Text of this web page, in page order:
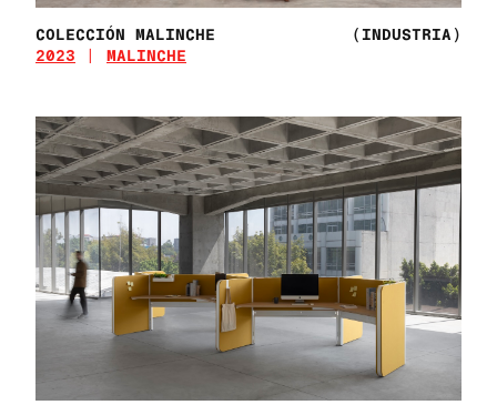
COLECCIÓN MALINCHE
(INDUSTRIA)
2023
MALINCHE